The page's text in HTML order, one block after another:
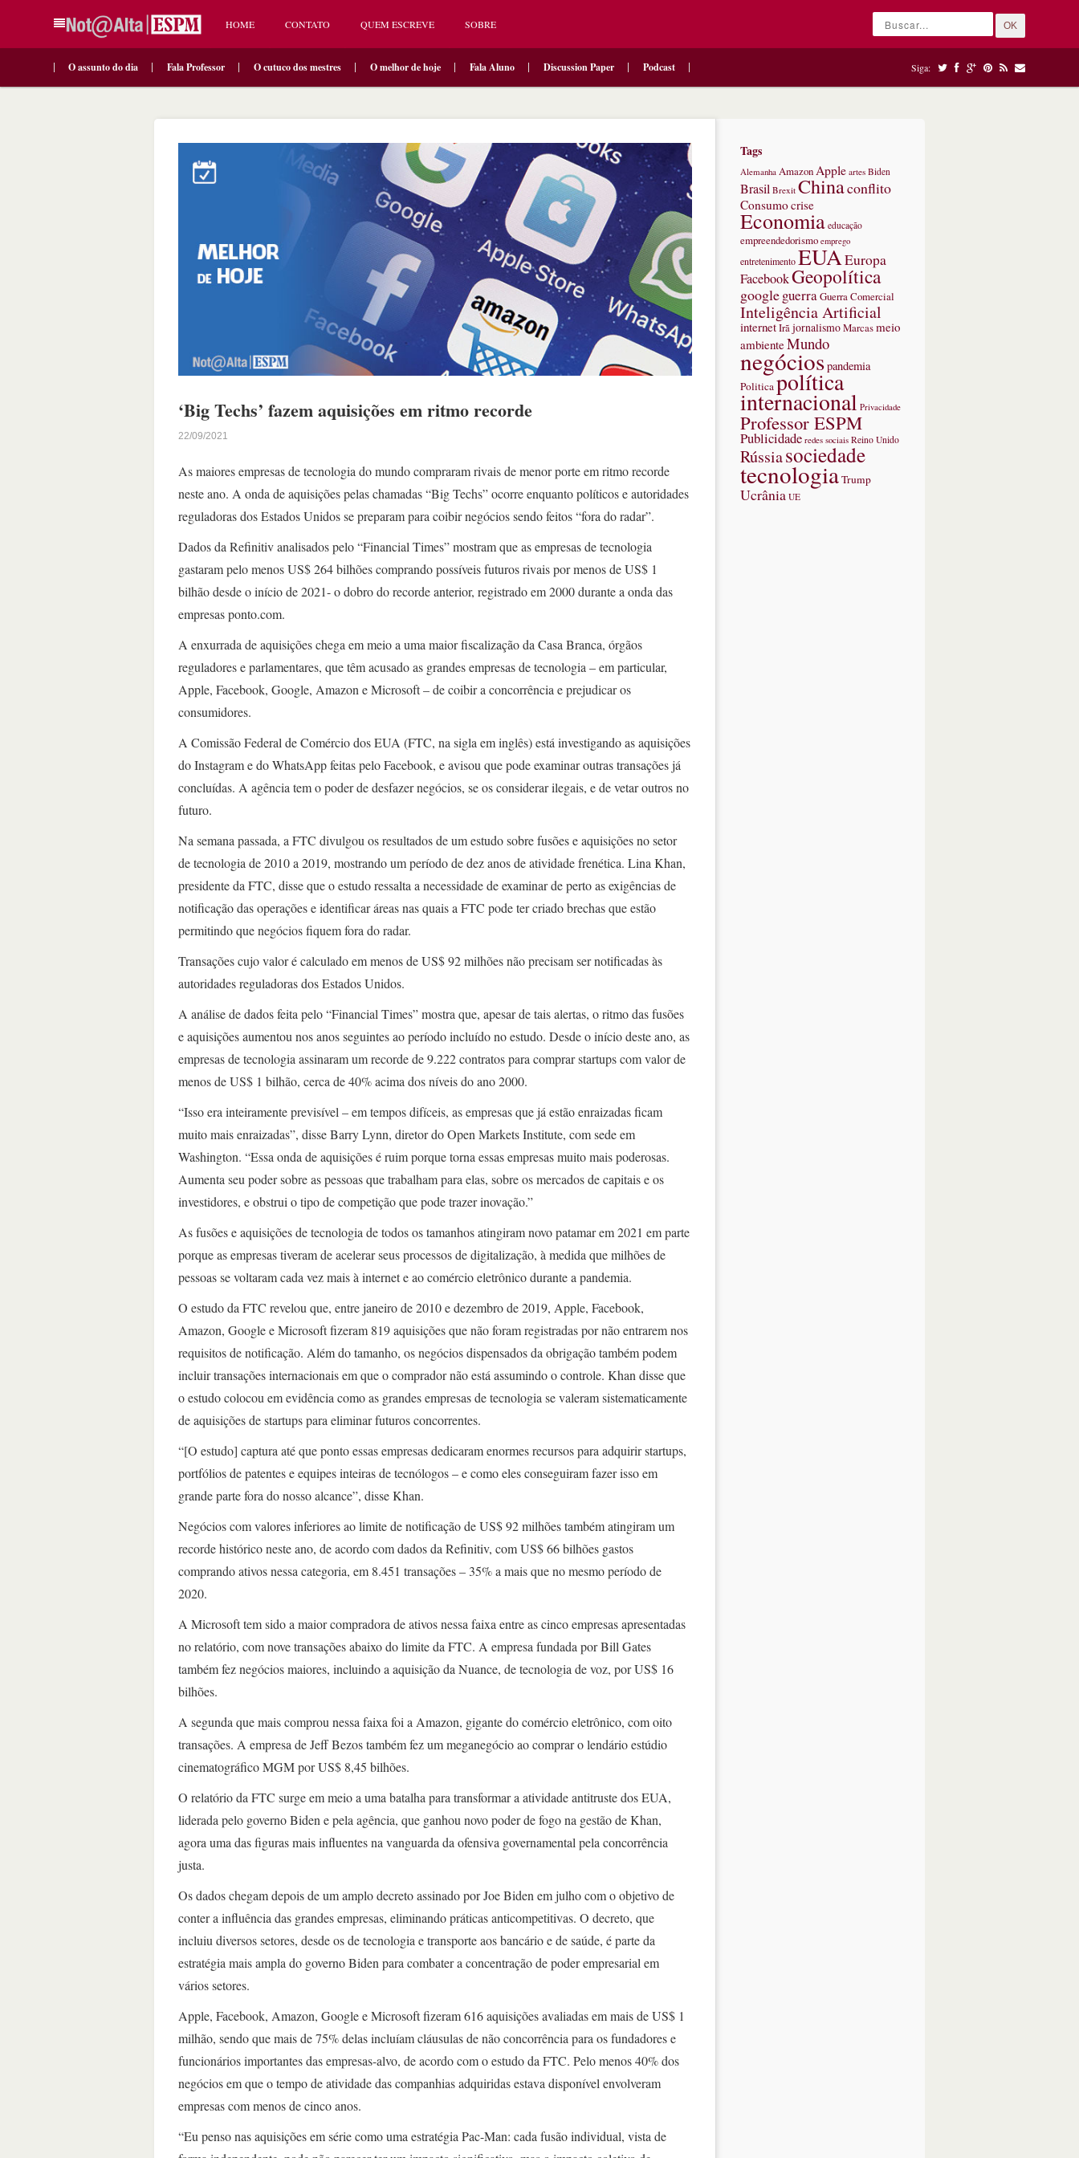
HOME CONTATO QUEM ESCREVE SOBRE OK
O assunto do dia Fala Professor O cutuco dos mestres O melhor de hoje Fala Aluno Discussion Paper Podcast Siga:
‘Big Techs’ fazem aquisições em ritmo recorde
22/09/2021
As maiores empresas de tecnologia do mundo compraram rivais de menor porte em ritmo recorde
neste ano. A onda de aquisições pelas chamadas “Big Techs” ocorre enquanto políticos e autoridades
reguladoras dos Estados Unidos se preparam para coibir negócios sendo feitos “fora do radar”.
Dados da Refinitiv analisados pelo “Financial Times” mostram que as empresas de tecnologia
gastaram pelo menos US$ 264 bilhões comprando possíveis futuros rivais por menos de US$ 1
bilhão desde o início de 2021- o dobro do recorde anterior, registrado em 2000 durante a onda das
empresas ponto.com.
A enxurrada de aquisições chega em meio a uma maior fiscalização da Casa Branca, órgãos
reguladores e parlamentares, que têm acusado as grandes empresas de tecnologia – em particular,
Apple, Facebook, Google, Amazon e Microsoft – de coibir a concorrência e prejudicar os
consumidores.
A Comissão Federal de Comércio dos EUA (FTC, na sigla em inglês) está investigando as aquisições
do Instagram e do WhatsApp feitas pelo Facebook, e avisou que pode examinar outras transações já
concluídas. A agência tem o poder de desfazer negócios, se os considerar ilegais, e de vetar outros no
futuro.
Na semana passada, a FTC divulgou os resultados de um estudo sobre fusões e aquisições no setor
de tecnologia de 2010 a 2019, mostrando um período de dez anos de atividade frenética. Lina Khan,
presidente da FTC, disse que o estudo ressalta a necessidade de examinar de perto as exigências de
notificação das operações e identificar áreas nas quais a FTC pode ter criado brechas que estão
permitindo que negócios fiquem fora do radar.
Transações cujo valor é calculado em menos de US$ 92 milhões não precisam ser notificadas às
autoridades reguladoras dos Estados Unidos.
A análise de dados feita pelo “Financial Times” mostra que, apesar de tais alertas, o ritmo das fusões
e aquisições aumentou nos anos seguintes ao período incluído no estudo. Desde o início deste ano, as
empresas de tecnologia assinaram um recorde de 9.222 contratos para comprar startups com valor de
menos de US$ 1 bilhão, cerca de 40% acima dos níveis do ano 2000.
“Isso era inteiramente previsível – em tempos difíceis, as empresas que já estão enraizadas ficam
muito mais enraizadas”, disse Barry Lynn, diretor do Open Markets Institute, com sede em
Washington. “Essa onda de aquisições é ruim porque torna essas empresas muito mais poderosas.
Aumenta seu poder sobre as pessoas que trabalham para elas, sobre os mercados de capitais e os
investidores, e obstrui o tipo de competição que pode trazer inovação.”
As fusões e aquisições de tecnologia de todos os tamanhos atingiram novo patamar em 2021 em parte
porque as empresas tiveram de acelerar seus processos de digitalização, à medida que milhões de
pessoas se voltaram cada vez mais à internet e ao comércio eletrônico durante a pandemia.
O estudo da FTC revelou que, entre janeiro de 2010 e dezembro de 2019, Apple, Facebook,
Amazon, Google e Microsoft fizeram 819 aquisições que não foram registradas por não entrarem nos
requisitos de notificação. Além do tamanho, os negócios dispensados da obrigação também podem
incluir transações internacionais em que o comprador não está assumindo o controle. Khan disse que
o estudo colocou em evidência como as grandes empresas de tecnologia se valeram sistematicamente
de aquisições de startups para eliminar futuros concorrentes.
“[O estudo] captura até que ponto essas empresas dedicaram enormes recursos para adquirir startups,
portfólios de patentes e equipes inteiras de tecnólogos – e como eles conseguiram fazer isso em
grande parte fora do nosso alcance”, disse Khan.
Negócios com valores inferiores ao limite de notificação de US$ 92 milhões também atingiram um
recorde histórico neste ano, de acordo com dados da Refinitiv, com US$ 66 bilhões gastos
comprando ativos nessa categoria, em 8.451 transações – 35% a mais que no mesmo período de
2020.
A Microsoft tem sido a maior compradora de ativos nessa faixa entre as cinco empresas apresentadas
no relatório, com nove transações abaixo do limite da FTC. A empresa fundada por Bill Gates
também fez negócios maiores, incluindo a aquisição da Nuance, de tecnologia de voz, por US$ 16
bilhões.
A segunda que mais comprou nessa faixa foi a Amazon, gigante do comércio eletrônico, com oito
transações. A empresa de Jeff Bezos também fez um meganegócio ao comprar o lendário estúdio
cinematográfico MGM por US$ 8,45 bilhões.
O relatório da FTC surge em meio a uma batalha para transformar a atividade antitruste dos EUA,
liderada pelo governo Biden e pela agência, que ganhou novo poder de fogo na gestão de Khan,
agora uma das figuras mais influentes na vanguarda da ofensiva governamental pela concorrência
justa.
Os dados chegam depois de um amplo decreto assinado por Joe Biden em julho com o objetivo de
conter a influência das grandes empresas, eliminando práticas anticompetitivas. O decreto, que
incluiu diversos setores, desde os de tecnologia e transporte aos bancário e de saúde, é parte da
estratégia mais ampla do governo Biden para combater a concentração de poder empresarial em
vários setores.
Apple, Facebook, Amazon, Google e Microsoft fizeram 616 aquisições avaliadas em mais de US$ 1
milhão, sendo que mais de 75% delas incluíam cláusulas de não concorrência para os fundadores e
funcionários importantes das empresas-alvo, de acordo com o estudo da FTC. Pelo menos 40% dos
negócios em que o tempo de atividade das companhias adquiridas estava disponível envolveram
empresas com menos de cinco anos.
“Eu penso nas aquisições em série como uma estratégia Pac-Man: cada fusão individual, vista de
Tags
Alemanha Amazon Apple artes Biden
Brasil Brexit Chinaconflito
Consumocrise
Economia educação
empreendedorismo emprego
entretenimentoEUAEuropa
FacebookGeopolítica
googleguerraGuerra Comercial
Inteligência Artificial
internetIrãjornalismoMarcasmeio
ambienteMundo
negóciospandemia
Politicapolítica
internacional Privacidade
Professor ESPM
Publicidade redes sociais Reino Unido
Rússiasociedade
tecnologiaTrump
Ucrânia UE